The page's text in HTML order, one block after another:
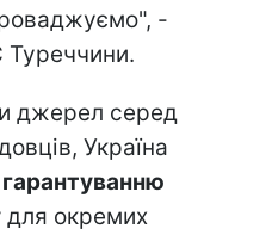
-
Туреччини.
джерел серед
Україна
для окремих